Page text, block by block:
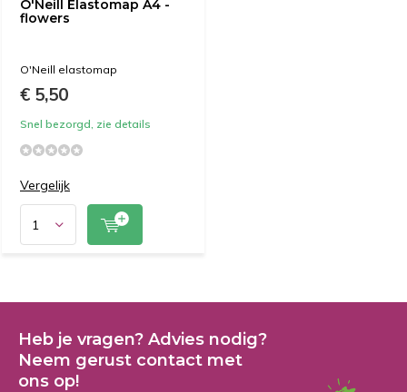
O'Neill Elastomap A4 -
flowers
O'Neill elastomap
€ 5,50
Snel bezorgd, zie details
Vergelijk
Heb je vragen? Advies nodig?
Neem gerust contact met
ons op!